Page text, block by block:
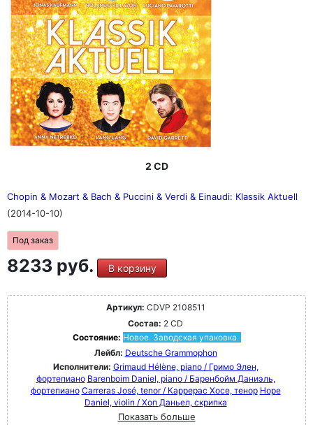
2 CD
Chopin & Mozart & Bach & Puccini & Verdi & Einaudi: Klassik Aktuell
(2014-10-10)
Под заказ
8233 руб. В корзину
Артикул: CDVP 2108511
Состав: 2 CD
Состояние: Новое. Заводская упаковка.
Лейбл: Deutsche Grammophon
Исполнители: Grimaud Hélène, piano / Гримо Элен,
фортепиано Barenboim Daniel, piano / Баренбойм Даниэль,
фортепиано Carreras José, tenor / Каррерас Хосе, тенор Hope
Daniel, violin / Хоп Даньел, скрипка
Показать больше